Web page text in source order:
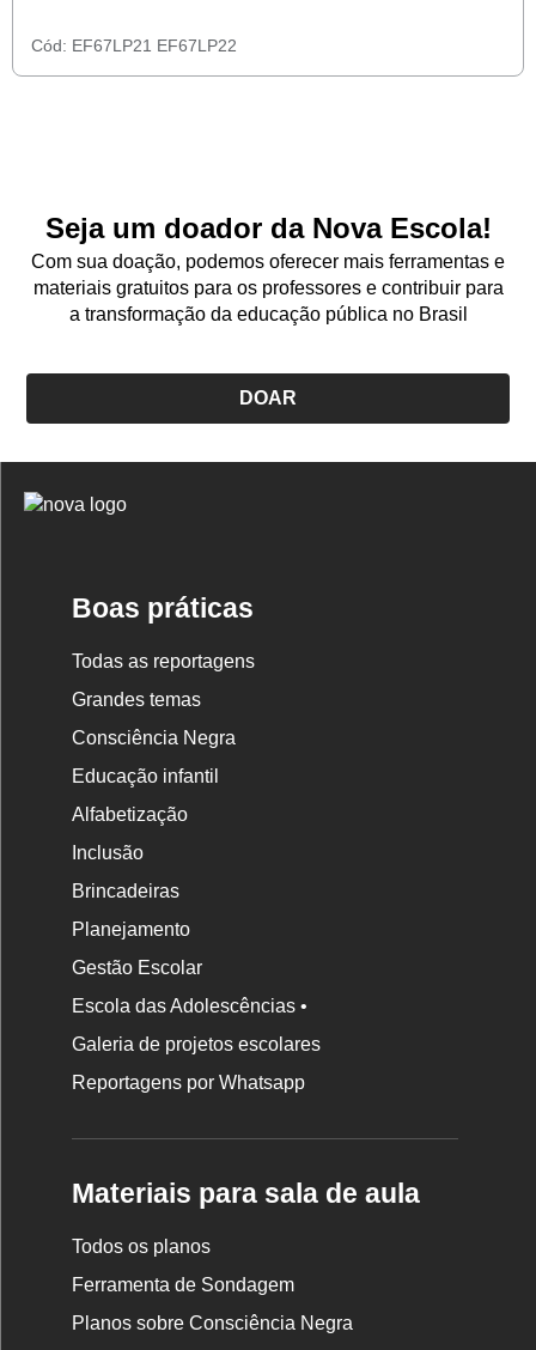
Cód: EF67LP21 EF67LP22
Seja um doador da Nova Escola!
Com sua doação, podemos oferecer mais ferramentas e
materiais gratuitos para os professores e contribuir para
a transformação da educação pública no Brasil
DOAR
Logo
Boas práticas
Todas as reportagens
Grandes temas
Consciência Negra
Educação infantil
Alfabetização
Inclusão
Brincadeiras
Planejamento
Gestão Escolar
Escola das Adolescências •
Galeria de projetos escolares
Reportagens por Whatsapp
Materiais para sala de aula
Todos os planos
Ferramenta de Sondagem
Planos sobre Consciência Negra